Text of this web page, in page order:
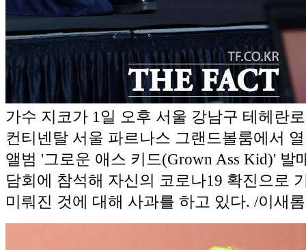
가수 지코가 1일 오후 서울 강남구 테헤란
컨티넨탈 서울 파르나스 그랜드볼룸에서
앨범 '그로운 애스 키드(Grown Ass Kid)' 발
담회에 참석해 자신의 코로나19 확진으로
미뤄진 것에 대해 사과를 하고 있다. /이새